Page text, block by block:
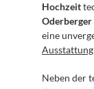
Hochzeit
Oderberger
eine
Ausstattung
Neben der